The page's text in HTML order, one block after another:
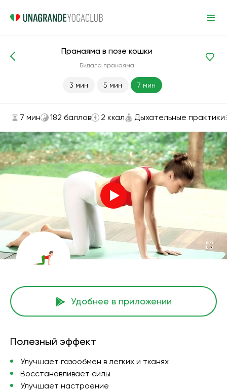
Асаны и упражнения
Пранаяма в позе кошки
Бидала пранаяма
3 мин 5 мин 7 мин
7 мин 182 баллов 2 ккал Дыхательные практики
Удобнее в приложении
Полезный эффект
Улучшает газообмен в легких и тканях
Восстанавливает силы
Улучшает настроение